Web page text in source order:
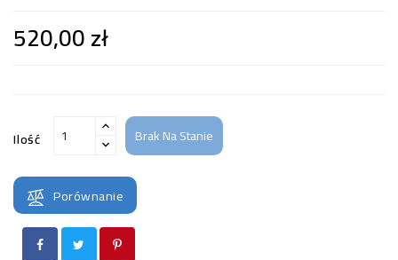
520,00 zł
Ilość Brak Na Stanie
Porównanie